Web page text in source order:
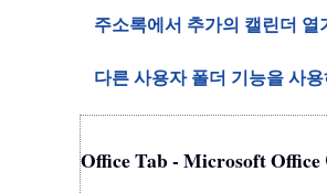
주소록에서 추가의 캘린더 열
다른 사용자 폴더 기능을 사
Office Tab - Microsoft